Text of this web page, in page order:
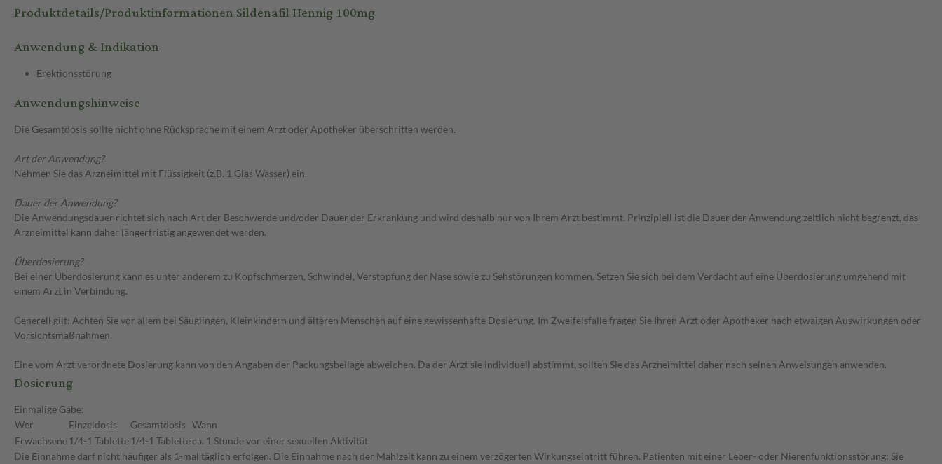
Produktdetails/Produktinformationen Sildenafil Hennig 100mg
Anwendung & Indikation
Erektionsstörung
Anwendungshinweise
Die Gesamtdosis sollte nicht ohne Rücksprache mit einem Arzt oder Apotheker überschritten werden.
Art der Anwendung?
Nehmen Sie das Arzneimittel mit Flüssigkeit (z.B. 1 Glas Wasser) ein.
Dauer der Anwendung?
Die Anwendungsdauer richtet sich nach Art der Beschwerde und/oder Dauer der Erkrankung und wird deshalb nur von Ihrem Arzt bestimmt. Prinzipiell ist die Dauer der Anwendung zeitlich nicht begrenzt, das
Arzneimittel kann daher längerfristig angewendet werden.
Überdosierung?
Bei einer Überdosierung kann es unter anderem zu Kopfschmerzen, Schwindel, Verstopfung der Nase sowie zu Sehstörungen kommen. Setzen Sie sich bei dem Verdacht auf eine Überdosierung umgehend mit
einem Arzt in Verbindung.
Generell gilt: Achten Sie vor allem bei Säuglingen, Kleinkindern und älteren Menschen auf eine gewissenhafte Dosierung. Im Zweifelsfalle fragen Sie Ihren Arzt oder Apotheker nach etwaigen Auswirkungen oder
Vorsichtsmaßnahmen.
Eine vom Arzt verordnete Dosierung kann von den Angaben der Packungsbeilage abweichen. Da der Arzt sie individuell abstimmt, sollten Sie das Arzneimittel daher nach seinen Anweisungen anwenden.
Dosierung
Einmalige Gabe:
Wer
Einzeldosis Gesamtdosis Wann
Erwachsene 1/4-1 Tablette 1/4-1 Tabletteca. 1 Stunde vor einer sexuellen Aktivität
Die Einnahme darf nicht häufiger als 1-mal täglich erfolgen. Die Einnahme nach der Mahlzeit kann zu einem verzögerten Wirkungseintritt führen. Patienten mit einer Leber- oder Nierenfunktionsstörung: Sie